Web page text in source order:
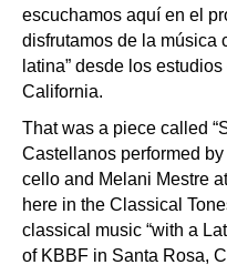
escuchamos aquí en el
disfrutamos de la música
latina” desde los
California.
That was a piece called
Castellanos performed
cello and Melani Mestre
here in the Classical
classical music “with a
of KBBF in Santa Rosa,